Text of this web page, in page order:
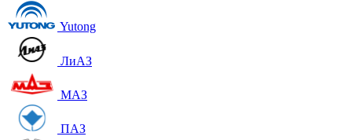
Yutong
ЛиАЗ
МАЗ
ПАЗ